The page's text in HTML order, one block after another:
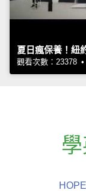
夏日瘋保養！紐
觀看次數：23378